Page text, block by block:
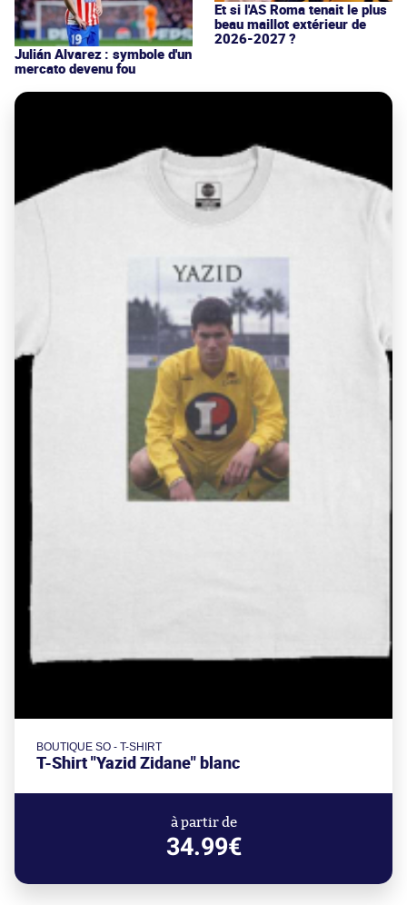
Julián Alvarez : symbole d'un
mercato devenu fou
Et si l'AS Roma tenait le plus
beau maillot extérieur de
2026-2027 ?
BOUTIQUE SO - T-SHIRT
T-Shirt "Yazid Zidane" blanc
à partir de
34.99€